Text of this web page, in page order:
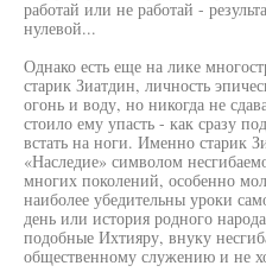
работай или не работай -
нулевой...
Однако есть еще на лике
старик Зиатдин, личность
огонь и воду, но никогда не
стоило ему упасть - как сразу
встать на ноги. Именно старик
«Наследие» символом
многих поколений, особенно
наиболее убедительны уроки
день или история родного
подобные Ихтияру, внуку
общественному служению и не